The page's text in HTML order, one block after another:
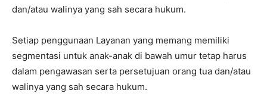
dan/atau walinya yang sah secara hukum.
Setiap penggunaan Layanan yang memang memiliki
segmentasi untuk anak-anak di bawah umur tetap harus
dalam pengawasan serta persetujuan orang tua dan/atau
walinya yang sah secara hukum.